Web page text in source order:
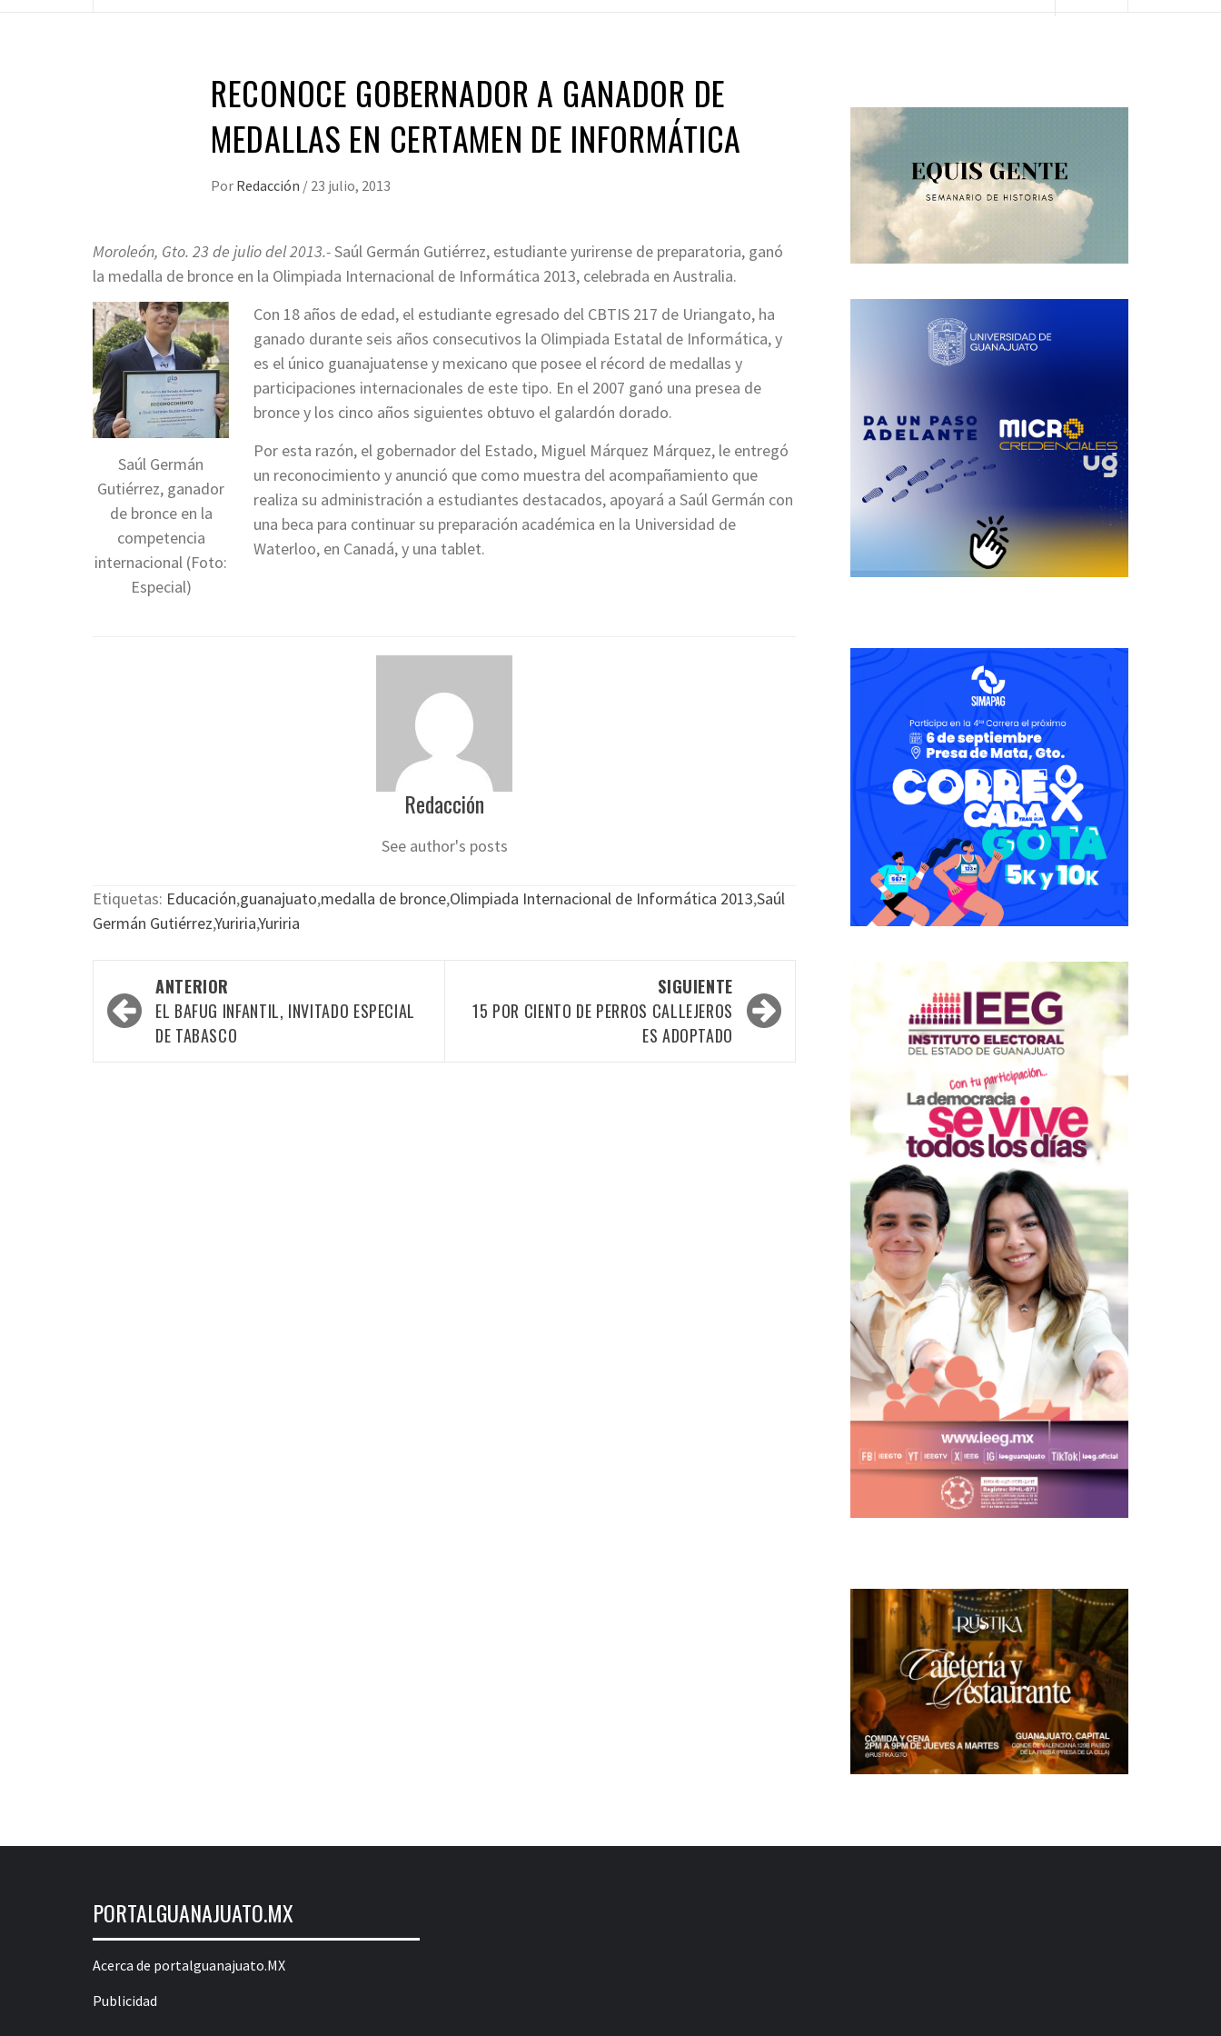
RECONOCE GOBERNADOR A GANADOR DE
MEDALLAS EN CERTAMEN DE INFORMÁTICA
Por Redacción / 23 julio, 2013
Moroleón, Gto. 23 de julio del 2013.-Saúl Germán Gutiérrez, estudiante yurirense de preparatoria, ganó
la medalla de bronce en la Olimpiada Internacional de Informática 2013, celebrada en Australia.
Saúl Germán
Gutiérrez, ganador
de bronce en la
competencia
internacional (Foto:
Especial)
Con 18 años de edad, el estudiante egresado del CBTIS 217 de Uriangato, ha
ganado durante seis años consecutivos la Olimpiada Estatal de Informática, y
es el único guanajuatense y mexicano que posee el récord de medallas y
participaciones internacionales de este tipo. En el 2007 ganó una presea de
bronce y los cinco años siguientes obtuvo el galardón dorado.
Por esta razón, el gobernador del Estado, Miguel Márquez Márquez, le entregó
un reconocimiento y anunció que como muestra del acompañamiento que
realiza su administración a estudiantes destacados, apoyará a Saúl Germán con
una beca para continuar su preparación académica en la Universidad de
Waterloo, en Canadá, y una tablet.
Redacción
See author's posts
Etiquetas: Educación,guanajuato,medalla de bronce,Olimpiada Internacional de Informática 2013,Saúl
Germán Gutiérrez,Yuriria,Yuriria
Navegación
por
ANTERIOR
EL BAFUG INFANTIL, INVITADO ESPECIAL
DE TABASCO
SIGUIENTE
15 POR CIENTO DE PERROS CALLEJEROS
ES ADOPTADO
PORTALGUANAJUATO.MX
Acerca de portalguanajuato.MX
Publicidad